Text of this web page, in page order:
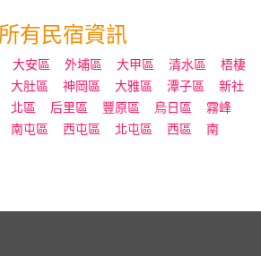
有民宿資訊
大安區 外埔區 大甲區 清水區
梧棲
大肚區 神岡區 大雅區 潭子區
新社
北區 后里區 豐原區 烏日區
霧峰
南屯區 西屯區 北屯區 西區
南